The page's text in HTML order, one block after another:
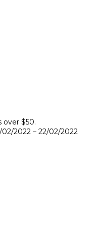
over $50.
2022 – 22/02/2022